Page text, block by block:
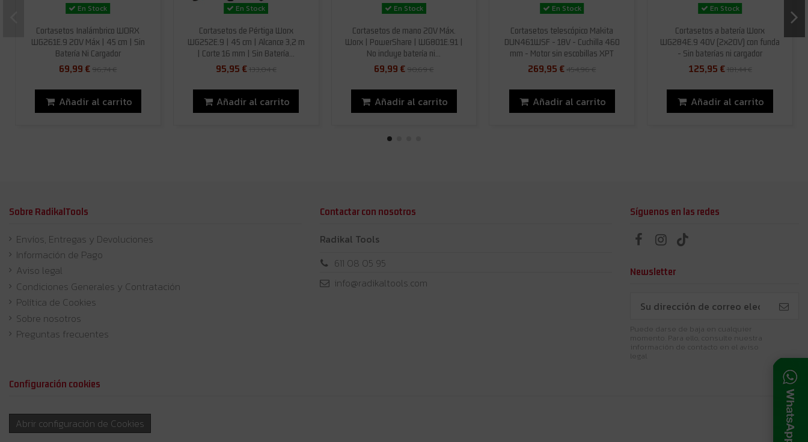
En Stock
Cortasetos Inalámbrico WORX
WG261E.9 20V Máx | 45 cm | Sin
Batería Ni Cargador
69,99 € 96,74 €
Añadir al carrito
En Stock
Cortasetos de Pértiga Worx
WG252E.9 | 45 cm | Alcance 3,2 m
| Corte 16 mm | Sin Batería...
95,95 €133,04 €
Añadir al carrito
En Stock
Cortasetos de mano 20V Máx.
Worx | PowerShare | WG801E.91 |
No incluye batería ni...
69,99 € 90,69 €
Añadir al carrito
En Stock
Cortasetos telescópico Makita
DUN461WSF - 18V - Cuchilla 460
mm - Motor sin escobillas XPT
269,95 €454,96 €
Añadir al carrito
En Stock
Cortasetos a batería Worx
WG284E.9 40V (2x20V) con funda
- Sin baterías ni cargador
125,95 €181,44 €
Añadir al carrito
Sobre RadikalTools
Envíos, Entregas y Devoluciones
Información de Pago
Aviso legal
Condiciones Generales y Contratación
Política de Cookies
Sobre nosotros
Preguntas frecuentes
Contactar con nosotros
Radikal Tools
611 08 05 95
info@radikaltools.com
Síguenos en las redes
Newsletter
Puede darse de baja en cualquier
momento. Para ello, consulte nuestra
información de contacto en el aviso
legal.
Configuración cookies
Abrir configuración de Cookies